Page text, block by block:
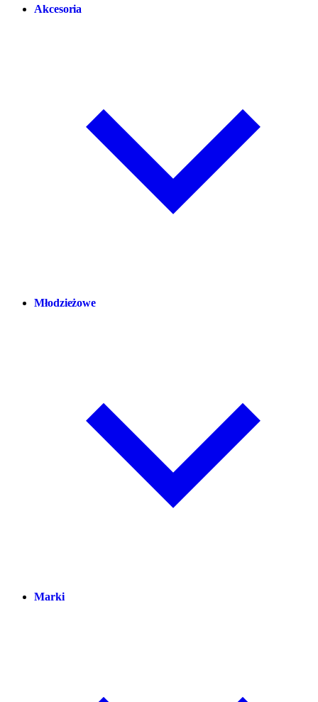
Akcesoria
Młodzieżowe
Marki